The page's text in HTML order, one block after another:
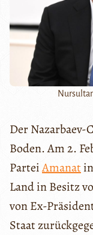
Der Nazarbaev-
Boden. Am 2.
ParteiAmanat
Land in Besitz
von Ex-
Staat